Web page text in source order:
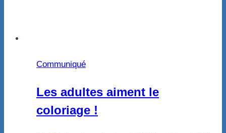
Communiqué
Les adultes aiment le
coloriage !